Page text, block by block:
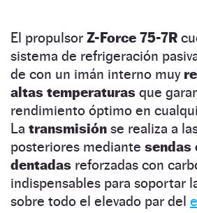
El propulsor Z-Force 75-7R
sistema de refrigeración
de con un imán interno muy
altas temperaturas que
rendimiento óptimo en
La transmisión se realiza a
posteriores mediante sendas
dentadas reforzadas con
indispensables para soportar
sobre todo el elevado par del